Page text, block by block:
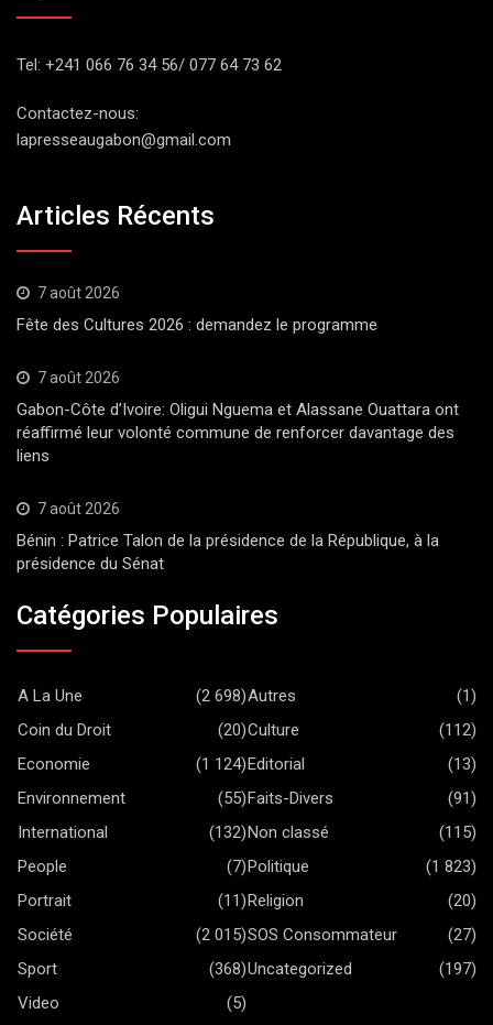
Tel: +241 066 76 34 56/ 077 64 73 62
Contactez-nous:
lapresseaugabon@gmail.com
Articles Récents
7 août 2026
Fête des Cultures 2026 : demandez le programme
7 août 2026
Gabon-Côte d’Ivoire: Oligui Nguema et Alassane Ouattara ont
réaffirmé leur volonté commune de renforcer davantage des
liens
7 août 2026
Bénin : Patrice Talon de la présidence de la République, à la
présidence du Sénat
Catégories Populaires
A La Une (2 698)Autres
(1)
Coin du Droit
(20)Culture
(112)
Economie
(1 124)Editorial
(13)
Environnement
(55)Faits-Divers
(91)
International
(132)Non classé
(115)
People
(7)Politique
(1 823)
Portrait
(11)Religion
(20)
Société
(2 015)SOS Consommateur
(27)
Sport
(368)Uncategorized
(197)
Video
(5)